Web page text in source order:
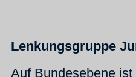
Lenkungsgruppe
Auf Bundesebene